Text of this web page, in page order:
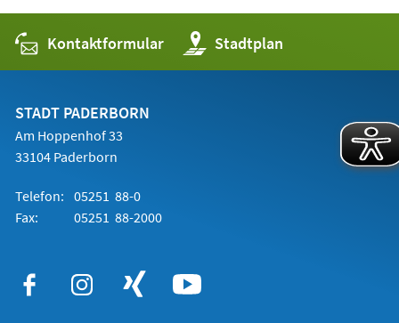
Kontaktformular Stadtplan
(Öffnet
in
einem
STADT PADERBORN
Am Hoppenhof 33
33104 Paderborn
Telefon: 05251 88-0
Fax:
05251 88-2000